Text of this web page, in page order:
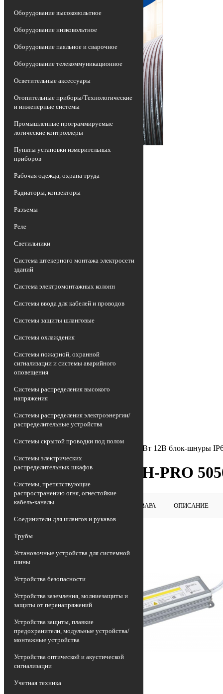
Оборудование высоковольтное
Оборудование низковольтное
Оборудование паяльное и сварочное
Оборудование телекоммуникационное
Осветительные аксессуары
Отопительные приборы/Технологические
и инженерные системы
Промышленные программируемые
логические контроллеры
Пункты установки измерительных
приборов
Рабочая одежда, охрана труда
Радиаторы, конвекторы
Разъемы
Реле
Светильники
Система штекерного монтажа электросети
зданий
Система электромонтажных колонн
Системы ввода для кабелей и проводов
Системы защиты шланговые
Системы охлаждения
Системы пожарной, охранной
сигнализации и системы аварийного
оповещения
Системы распределения высокого
напряжения
Системы распределения электроэнергии/
распределительные устройства
Системы скрытой проводки под полом
Системы электрических
распределительных шкафов
Системы, препятствующие
распространению огня, огнестойкие
кабель-каналы
Соединители для шлангов и рукавов
Трубы
Установочные устройства для системной
шины
Устройства безопасности
Устройства заземления, молниезащиты и
защиты от перенапряжений
Устройства защиты, плавкие
предохранители, модульные устройства/
монтажные устройства
Устройства оптической и акустической
сигнализации
Учетная техника
Главная страница
Каталог
•
Аппаратура пускорегулирующая
Драйвер светодиодный
•
Драйвер LED ИПСН-PRO 5050 30Вт 12В блок-шнуры
Драйвер LED ИПСН-PRO
ВЕРНУТЬСЯ В РАЗДЕЛ ОБЗОР ТОВАРА ОПИСАНИЕ